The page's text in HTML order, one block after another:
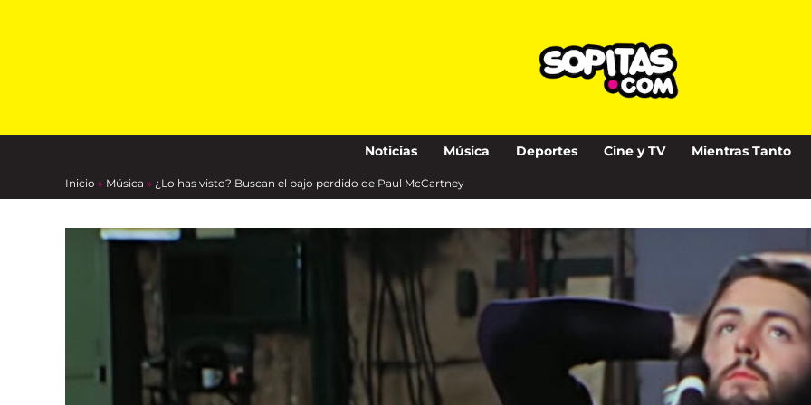
Noticias Música Deportes Cine y TV Mientras Tanto
Inicio » Música » ¿Lo has visto? Buscan el bajo perdido de Paul McCartney